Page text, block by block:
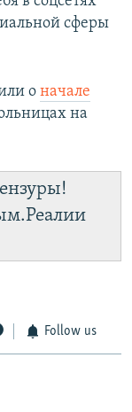
сферы
о начале
на
Follow us